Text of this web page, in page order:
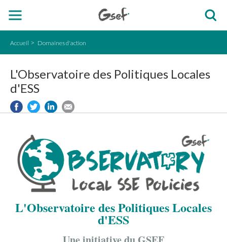
Accueil Domaines d'action
L'Observatoire des Politiques Locales
d'ESS
L'Observatoire des Politiques Locales
d'ESS